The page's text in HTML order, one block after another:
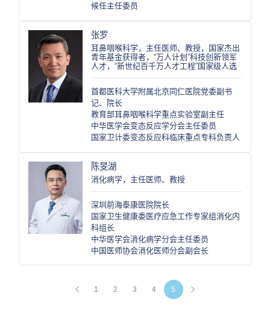
候任主任委员
张罗
耳鼻咽喉科学，主任医师、教授，国家杰出
青年基金获得者，“万人计划”科技创新领军
人才，“新世纪百千万人才工程”国家级人选
首都医科大学附属北京同仁医院党委副书
记、院长
教育部耳鼻咽喉科学重点实验室副主任
中华医学会变态反应学分会主任委员
国家卫计委变态反应科临床重点专科负责人
陈旻湖
消化病学，主任医师、教授
深圳前海泰康医院院长
国家卫生健康委医疗应急工作专家组消化内
科组长
中华医学会消化病学分会主任委员
中国医师协会消化医师分会副会长
1 2 3 4 5